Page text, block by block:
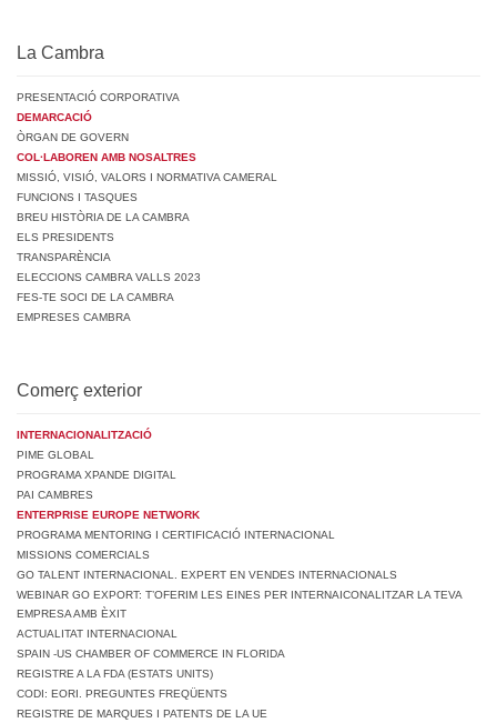
La Cambra
PRESENTACIÓ CORPORATIVA
DEMARCACIÓ
ÒRGAN DE GOVERN
COL·LABOREN AMB NOSALTRES
MISSIÓ, VISIÓ, VALORS I NORMATIVA CAMERAL
FUNCIONS I TASQUES
BREU HISTÒRIA DE LA CAMBRA
ELS PRESIDENTS
TRANSPARÈNCIA
ELECCIONS CAMBRA VALLS 2023
FES-TE SOCI DE LA CAMBRA
EMPRESES CAMBRA
Comerç exterior
INTERNACIONALITZACIÓ
PIME GLOBAL
PROGRAMA XPANDE DIGITAL
PAI CAMBRES
ENTERPRISE EUROPE NETWORK
PROGRAMA MENTORING I CERTIFICACIÓ INTERNACIONAL
MISSIONS COMERCIALS
GO TALENT INTERNACIONAL. EXPERT EN VENDES INTERNACIONALS
WEBINAR GO EXPORT: T’OFERIM LES EINES PER INTERNAICONALITZAR LA TEVA
EMPRESA AMB ÈXIT
ACTUALITAT INTERNACIONAL
SPAIN -US CHAMBER OF COMMERCE IN FLORIDA
REGISTRE A LA FDA (ESTATS UNITS)
CODI: EORI. PREGUNTES FREQÜENTS
REGISTRE DE MARQUES I PATENTS DE LA UE